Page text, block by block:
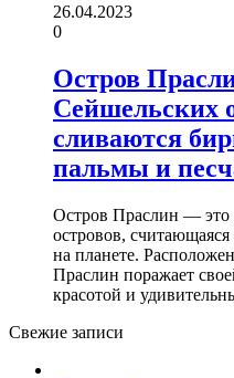
26.04.2023
0
Остров
Сейшельских
сливаются
пальмы и
Остров Праслин —
островов,
на планете.
Праслин поражает
красотой и
Свежие записи